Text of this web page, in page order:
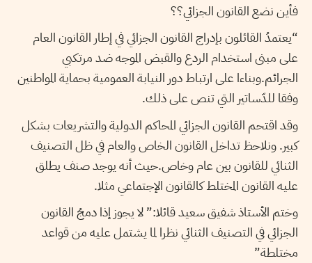
فأين نضع القانون الجزائي؟؟
“يعتمدُ القائلون بإدراج القانون الجزائي في إطار القانون العام
على مبنى استخدام الردع والقبض الموجه ضد مرتكبي
الجرائم.وبناءا على ارتباط دور النيابة العمومية بحماية المواطنين
وفقا للدّساتير التي تنص على ذلك.
وقد اقتحم القانون الجزائي المحاكم الدولية والتشريعات بشكل
كبير. ونلاحظ تداخل القانون الخاص والعام في ظل التصنيف
الثنائي للقانون بين عام وخاص.حيث أنه يوجد صنف يطلق
عليه القانون المختلط كالقانون الإجتماعي مثلا.
وختم الأستاذ شفيق سعيد قائلا:” لا يجوز إذا دمجُ القانون
الجزائي في التصنيف الثنائي نظرا لما يشتمل عليه من قواعد
مختلطة”